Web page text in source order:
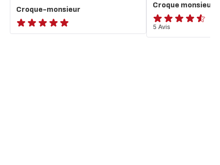
Croque-monsieur
ratings.NaN
Croque monsieur
ratings.4.5
5 Avis